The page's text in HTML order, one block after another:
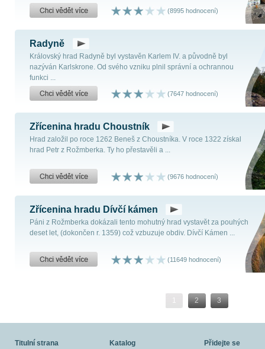
(8995 hodnocení)
Radyně
Královský hrad Radyně byl vystavěn Karlem IV. a původně byl
nazýván Karlskrone. Od svého vzniku plnil správní a ochrannou
funkci ...
(7647 hodnocení)
Zřícenina hradu Choustník
Hrad založil po roce 1262 Beneš z Choustníka. V roce 1322 získal
hrad Petr z Rožmberka. Ty ho přestavěli a ...
(9676 hodnocení)
Zřícenina hradu Dívčí kámen
Páni z Rožmberka dokázali tento mohutný hrad vystavět za pouhých
deset let, (dokončen r. 1359) což vzbuzuje obdiv. Dívčí Kámen ...
(11649 hodnocení)
1 2 3
Titulní strana Katalog Přidejte se